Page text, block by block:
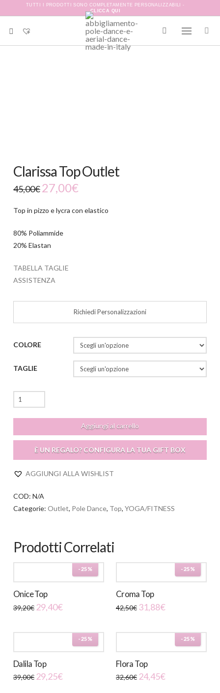
TUTTI I PRODOTTI SONO COMPLETAMENTE PERSONALIZZABILI -
CLICCA QUI
Clarissa Top Outlet
45,00€27,00€
Top in pizzo e lycra con elastico
80% Poliammide
20% Elastan
TABELLA TAGLIE
ASSISTENZA
Richiedi Personalizzazioni
COLORE
TAGLIE
Clarissa
Top
quantità
Aggiungi al carrello
È UN REGALO? CONFIGURA LA TUA GIFT BOX
AGGIUNGI ALLA WISHLIST
COD: N/A
Categorie: Outlet, Pole Dance, Top, YOGA/FITNESS
Prodotti Correlati
-25%
Onice Top
39,20€ 29,40€
più
varianti.
Le
-25%
Croma Top
42,50€ 31,88€
più
varianti.
Le
-25%
Dalila Top
39,00€ 29,25€
-25%
Flora Top
32,60€ 24,45€